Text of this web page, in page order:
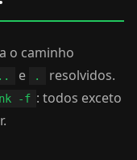
o caminho
.. e .
resolvidos.
-f : todos exceto